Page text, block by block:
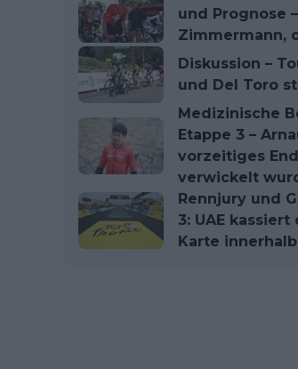
und Prognose
Zimmermann,
Diskussion –
und Del Toro
Medizinische
Etappe 3 –
vorzeitiges
verwickelt
Rennjury und
3: UAE
Karte